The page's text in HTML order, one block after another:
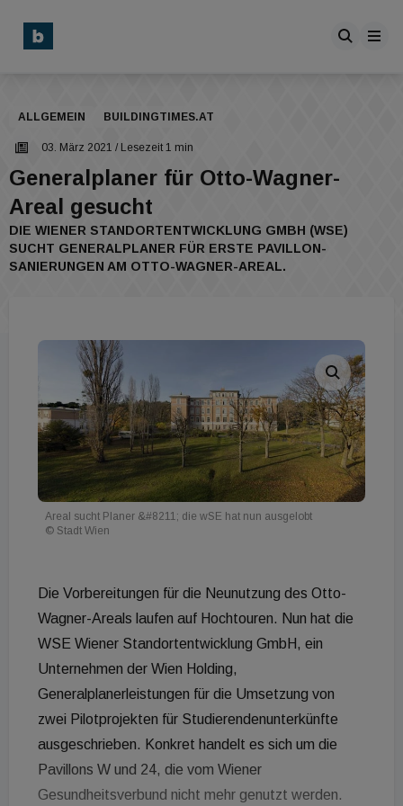
ALLGEMEIN BUILDINGTIMES.AT
03. März 2021 / Lesezeit 1 min
Generalplaner für Otto-Wagner-
Areal gesucht
DIE WIENER STANDORTENTWICKLUNG GMBH (WSE)
SUCHT GENERALPLANER FÜR ERSTE PAVILLON-
SANIERUNGEN AM OTTO-WAGNER-AREAL.
Areal sucht Planer &#8211; die wSE hat nun ausgelobt
© Stadt Wien
Die Vorbereitungen für die Neunutzung des Otto-
Wagner-Areals laufen auf Hochtouren. Nun hat die
WSE Wiener Standortentwicklung GmbH, ein
Unternehmen der Wien Holding,
Generalplanerleistungen für die Umsetzung von
zwei Pilotprojekten für Studierendenunterkünfte
ausgeschrieben. Konkret handelt es sich um die
Pavillons W und 24, die vom Wiener
Gesundheitsverbund nicht mehr genutzt werden.